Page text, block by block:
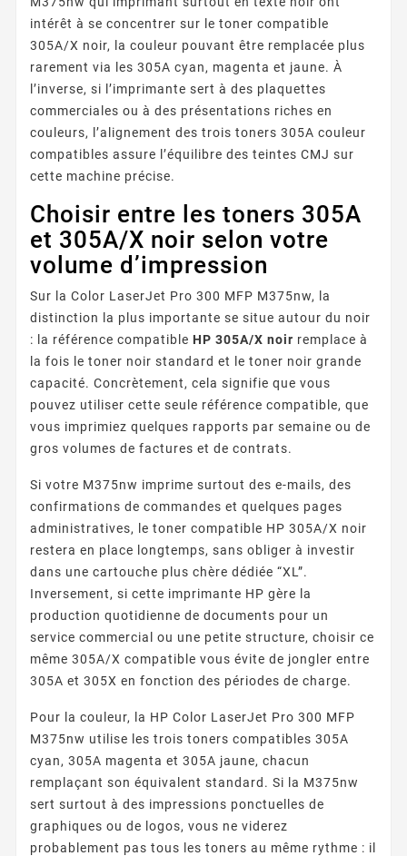
intérêt à se concentrer sur le toner compatible
305A/X noir, la couleur pouvant être remplacée plus
rarement via les 305A cyan, magenta et jaune. À
l’inverse, si l’imprimante sert à des plaquettes
commerciales ou à des présentations riches en
couleurs, l’alignement des trois toners 305A couleur
compatibles assure l’équilibre des teintes CMJ sur
cette machine précise.
Choisir entre les toners 305A
et 305A/X noir selon votre
volume d’impression
Sur la Color LaserJet Pro 300 MFP M375nw, la
distinction la plus importante se situe autour du noir
: la référence compatible HP 305A/X noir remplace à
la fois le toner noir standard et le toner noir grande
capacité. Concrètement, cela signifie que vous
pouvez utiliser cette seule référence compatible, que
vous imprimiez quelques rapports par semaine ou de
gros volumes de factures et de contrats.
Si votre M375nw imprime surtout des e-mails, des
confirmations de commandes et quelques pages
administratives, le toner compatible HP 305A/X noir
restera en place longtemps, sans obliger à investir
dans une cartouche plus chère dédiée “XL”.
Inversement, si cette imprimante HP gère la
production quotidienne de documents pour un
service commercial ou une petite structure, choisir ce
même 305A/X compatible vous évite de jongler entre
305A et 305X en fonction des périodes de charge.
Pour la couleur, la HP Color LaserJet Pro 300 MFP
M375nw utilise les trois toners compatibles 305A
cyan, 305A magenta et 305A jaune, chacun
remplaçant son équivalent standard. Si la M375nw
sert surtout à des impressions ponctuelles de
graphiques ou de logos, vous ne viderez
probablement pas tous les toners au même rythme : il